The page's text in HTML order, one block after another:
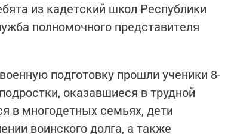
из кадетский школ Республики
полномочного представителя
подготовку прошли ученики 8-
оказавшиеся в трудной
в многодетных семьях, дети
воинского долга, а также